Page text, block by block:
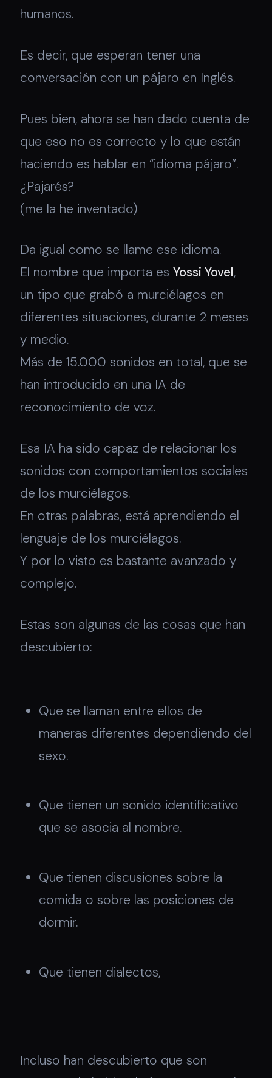
humanos.
Es decir, que esperan tener una
conversación con un pájaro en Inglés.
Pues bien, ahora se han dado cuenta de
que eso no es correcto y lo que están
haciendo es hablar en “idioma pájaro”.
¿Pajarés?
(me la he inventado)
Da igual como se llame ese idioma.
El nombre que importa es Yossi Yovel,
un tipo que grabó a murciélagos en
diferentes situaciones, durante 2 meses
y medio.
Más de 15.000 sonidos en total, que se
han introducido en una IA de
reconocimiento de voz.
Esa IA ha sido capaz de relacionar los
sonidos con comportamientos sociales
de los murciélagos.
En otras palabras, está aprendiendo el
lenguaje de los murciélagos.
Y por lo visto es bastante avanzado y
complejo.
Estas son algunas de las cosas que han
descubierto:
Que se llaman entre ellos de
maneras diferentes dependiendo del
sexo.
Que tienen un sonido identificativo
que se asocia al nombre.
Que tienen discusiones sobre la
comida o sobre las posiciones de
dormir.
Que tienen dialectos,
Incluso han descubierto que son